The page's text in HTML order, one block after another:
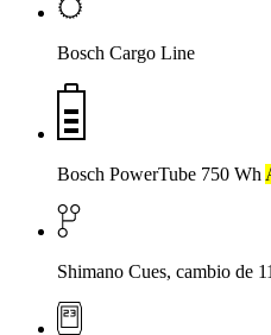
Bosch Cargo Line
Bosch PowerTube 750 Wh
Shimano Cues, cambio de